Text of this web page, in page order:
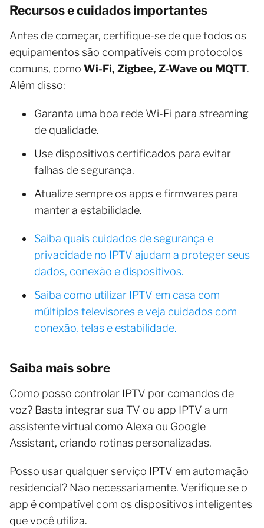
Recursos e cuidados importantes
Antes de começar, certifique-se de que todos os
equipamentos são compatíveis com protocolos
comuns, como Wi-Fi, Zigbee, Z-Wave ou MQTT.
Além disso:
Garanta uma boa rede Wi-Fi para streaming
de qualidade.
Use dispositivos certificados para evitar
falhas de segurança.
Atualize sempre os apps e firmwares para
manter a estabilidade.
Saiba quais cuidados de segurança e
privacidade no IPTV ajudam a proteger seus
dados, conexão e dispositivos.
Saiba como utilizar IPTV em casa com
múltiplos televisores e veja cuidados com
conexão, telas e estabilidade.
Saiba mais sobre
Como posso controlar IPTV por comandos de
voz? Basta integrar sua TV ou app IPTV a um
assistente virtual como Alexa ou Google
Assistant, criando rotinas personalizadas.
Posso usar qualquer serviço IPTV em automação
residencial? Não necessariamente. Verifique se o
app é compatível com os dispositivos inteligentes
que você utiliza.